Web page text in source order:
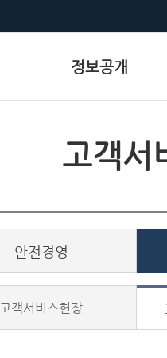
정보공개
고객서
안전경영
고객서비스헌장